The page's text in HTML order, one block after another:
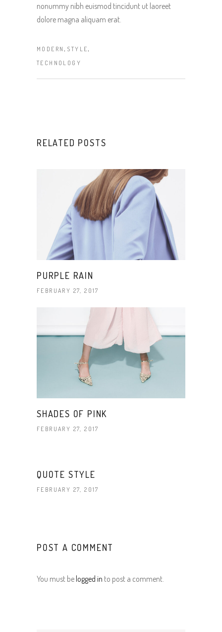
nonummy nibh euismod tincidunt ut laoreet
dolore magna aliquam erat.
MODERN, STYLE,
TECHNOLOGY
RELATED POSTS
PURPLE RAIN
FEBRUARY 27, 2017
SHADES OF PINK
FEBRUARY 27, 2017
QUOTE STYLE
FEBRUARY 27, 2017
POST A COMMENT
You must belogged in to post a comment.